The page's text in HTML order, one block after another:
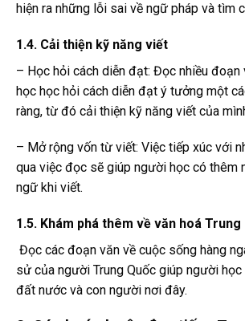
hiện ra những lỗi sai về ngữ pháp và tìm
1.4. Cải thiện kỹ năng viết
– Học hỏi cách diễn đạt: Đọc nhiều
học học hỏi cách diễn đạt ý tưởng một
ràng, từ đó cải thiện kỹ năng viết của
– Mở rộng vốn từ viết: Việc tiếp xúc với
qua việc đọc sẽ giúp người học có thêm
ngữ khi viết.
1.5. Khám phá thêm về văn hoá Trung
Đọc các đoạn văn về cuộc sống hàng
sử của người Trung Quốc giúp người học
đất nước và con người nơi đây.